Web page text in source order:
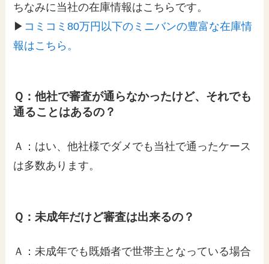
ちなみに当社の在庫情報はこちらです。
▶ コミコミ80万円以下のミニバンの豊富な在庫情
報はこちら。
Ｑ：他社で審査が通らなかったけど、それでも
通ることはあるの？
Ａ：はい、他社様でダメでも当社で通ったケース
は多数あります。
Ｑ：未成年だけど審査は出来るの？
Ａ：未成年でも既婚者で世帯主となっている場合